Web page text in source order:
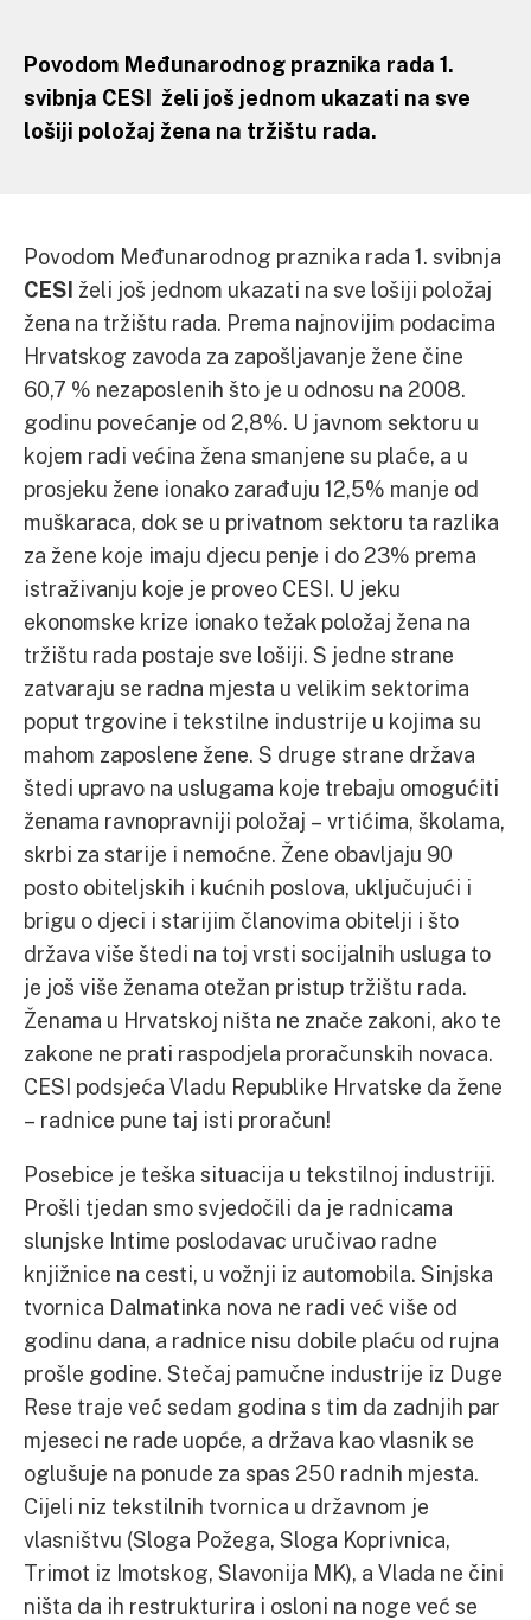
Povodom Međunarodnog praznika rada 1.
svibnja CESI želi još jednom ukazati na sve
lošiji položaj žena na tržištu rada.
Povodom Međunarodnog praznika rada 1. svibnja
CESI želi još jednom ukazati na sve lošiji položaj
žena na tržištu rada. Prema najnovijim podacima
Hrvatskog zavoda za zapošljavanje žene čine
60,7 % nezaposlenih što je u odnosu na 2008.
godinu povećanje od 2,8%. U javnom sektoru u
kojem radi većina žena smanjene su plaće, a u
prosjeku žene ionako zarađuju 12,5% manje od
muškaraca, dok se u privatnom sektoru ta razlika
za žene koje imaju djecu penje i do 23% prema
istraživanju koje je proveo CESI. U jeku
ekonomske krize ionako težak položaj žena na
tržištu rada postaje sve lošiji. S jedne strane
zatvaraju se radna mjesta u velikim sektorima
poput trgovine i tekstilne industrije u kojima su
mahom zaposlene žene. S druge strane država
štedi upravo na uslugama koje trebaju omogućiti
ženama ravnopravniji položaj – vrtićima, školama,
skrbi za starije i nemoćne. Žene obavljaju 90
posto obiteljskih i kućnih poslova, uključujući i
brigu o djeci i starijim članovima obitelji i što
država više štedi na toj vrsti socijalnih usluga to
je još više ženama otežan pristup tržištu rada.
Ženama u Hrvatskoj ništa ne znače zakoni, ako te
zakone ne prati raspodjela proračunskih novaca.
CESI podsjeća Vladu Republike Hrvatske da žene
– radnice pune taj isti proračun!
Posebice je teška situacija u tekstilnoj industriji.
Prošli tjedan smo svjedočili da je radnicama
slunjske Intime poslodavac uručivao radne
knjižnice na cesti, u vožnji iz automobila. Sinjska
tvornica Dalmatinka nova ne radi već više od
godinu dana, a radnice nisu dobile plaću od rujna
prošle godine. Stečaj pamučne industrije iz Duge
Rese traje već sedam godina s tim da zadnjih par
mjeseci ne rade uopće, a država kao vlasnik se
oglušuje na ponude za spas 250 radnih mjesta.
Cijeli niz tekstilnih tvornica u državnom je
vlasništvu (Sloga Požega, Sloga Koprivnica,
Trimot iz Imotskog, Slavonija MK), a Vlada ne čini
ništa da ih restrukturira i osloni na noge već se